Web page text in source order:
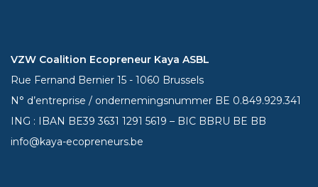
VZW Coalition Ecopreneur Kaya ASBL
Rue Fernand Bernier 15 - 1060 Brussels
N° d’entreprise / ondernemingsnummer BE 0.849.929.341
ING : IBAN BE393631 1291 5619 – BIC BBRU BE BB
info@kaya-ecopreneurs.be